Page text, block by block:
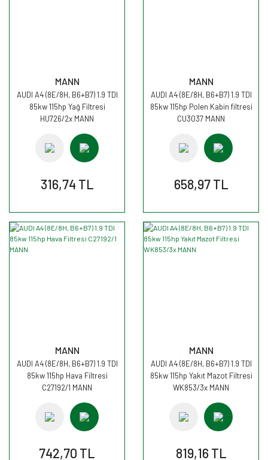
MANN
AUDI A4 (8E/8H, B6+B7) 1.9 TDI
85kw 115hp Yağ Filtresi
HU726/2x MANN
316,74 TL
MANN
AUDI A4 (8E/8H, B6+B7) 1.9 TDI
85kw 115hp Polen Kabin filtresi
CU3037 MANN
658,97 TL
MANN
AUDI A4 (8E/8H, B6+B7) 1.9 TDI
85kw 115hp Hava Filtresi
C27192/1 MANN
742,70 TL
MANN
AUDI A4 (8E/8H, B6+B7) 1.9 TDI
85kw 115hp Yakıt Mazot Filtresi
WK853/3x MANN
819,16 TL